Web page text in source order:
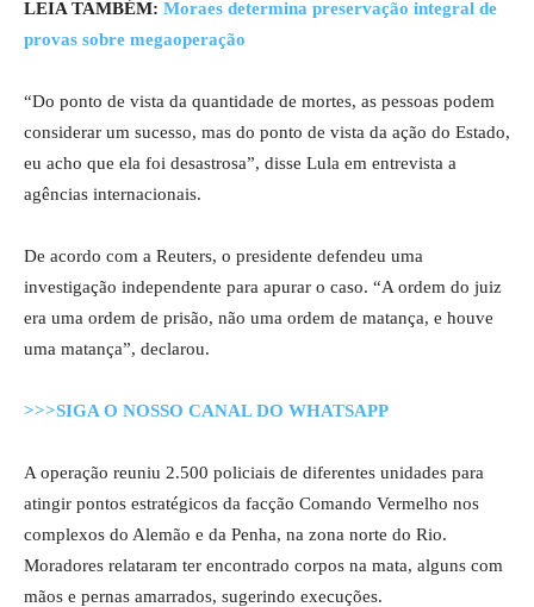
LEIA TAMBÉM: Moraes determina preservação integral de
provas sobre megaoperação
“Do ponto de vista da quantidade de mortes, as pessoas podem
considerar um sucesso, mas do ponto de vista da ação do Estado,
eu acho que ela foi desastrosa”, disse Lula em entrevista a
agências internacionais.
De acordo com a Reuters, o presidente defendeu uma
investigação independente para apurar o caso. “A ordem do juiz
era uma ordem de prisão, não uma ordem de matança, e houve
uma matança”, declarou.
>>>SIGA O NOSSO CANAL DO WHATSAPP
A operação reuniu 2.500 policiais de diferentes unidades para
atingir pontos estratégicos da facção Comando Vermelho nos
complexos do Alemão e da Penha, na zona norte do Rio.
Moradores relataram ter encontrado corpos na mata, alguns com
mãos e pernas amarrados, sugerindo execuções.